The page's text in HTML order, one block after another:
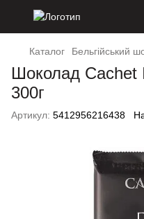
Каталог Бельгійський
Шоколад
300г
Артикул: 5412956216438